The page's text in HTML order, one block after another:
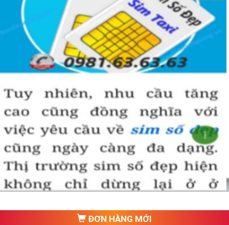
ĐƠN HÀNG MỚI